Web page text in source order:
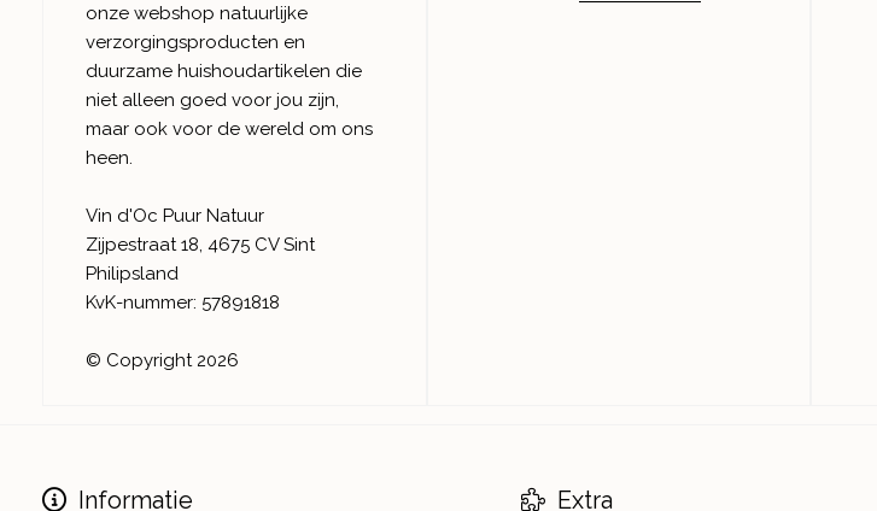
onze webshop natuurlijke
verzorgingsproducten en
duurzame huishoudartikelen die
niet alleen goed voor jou zijn,
maar ook voor de wereld om ons
heen.
Vin d'Oc Puur Natuur
Zijpestraat 18, 4675 CV Sint
Philipsland
KvK-nummer: 57891818
© Copyright 2026
Informatie Extra